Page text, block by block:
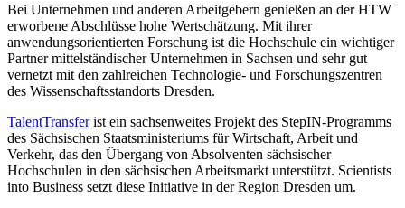
Bei Unternehmen und anderen Arbeitgebern genießen an der HTW
erworbene Abschlüsse hohe Wertschätzung. Mit ihrer
anwendungsorientierten Forschung ist die Hochschule ein wichtiger
Partner mittelständischer Unternehmen in Sachsen und sehr gut
vernetzt mit den zahlreichen Technologie- und Forschungszentren
des Wissenschaftsstandorts Dresden.
TalentTransferist ein sachsenweites Projekt des StepIN-Programms
des Sächsischen Staatsministeriums für Wirtschaft, Arbeit und
Verkehr, das den Übergang von Absolventen sächsischer
Hochschulen in den sächsischen Arbeitsmarkt unterstützt. Scientists
into Business setzt diese Initiative in der Region Dresden um.